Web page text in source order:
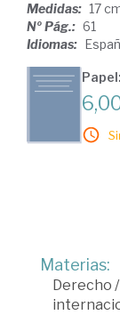
Medidas: 17
Nº Pág.: 61
Idiomas:
Materias:
Derecho /